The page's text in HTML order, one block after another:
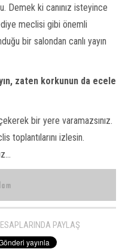
Demek ki canınız isteyince
meclisi gibi önemli
bir salondan canlı yayın
zaten korkunun da ecele
bir yere varamazsınız.
toplantılarını izlesin.
PAYLAŞ